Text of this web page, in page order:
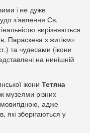
і не дуже
з’явлення Св.
вирізняються
Параскева з житієм»
та чудесами (ікони
на нинішній
ікони Тетяна
музеями різних
адже
які зберігаються у